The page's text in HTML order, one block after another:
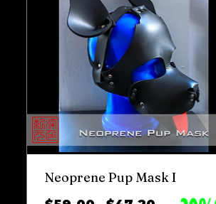
Neoprene Pup Mask I